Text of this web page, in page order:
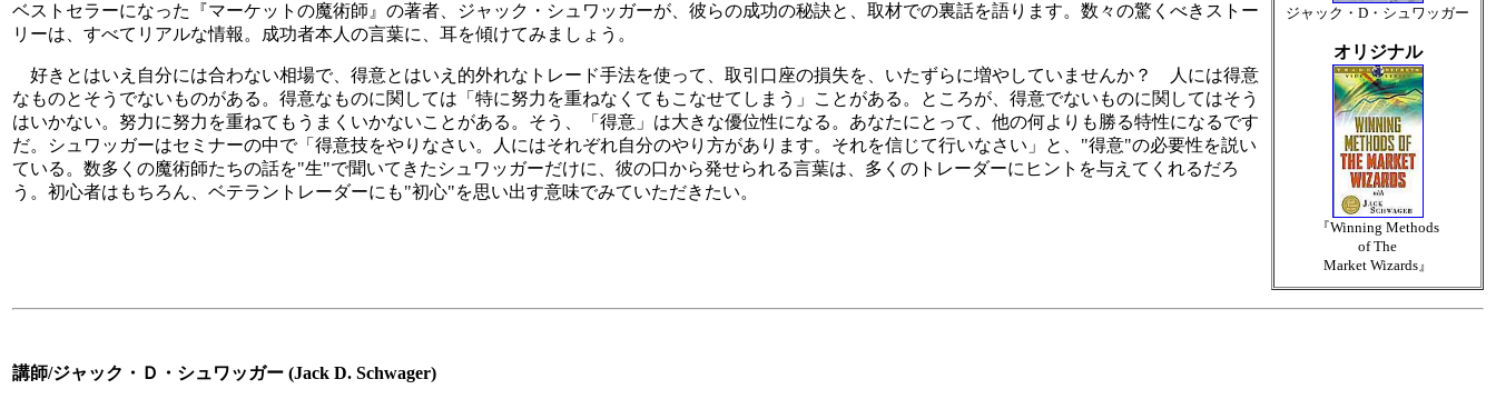
ジャック・D・シュワッガー
オリジナル
『Winning Methods
of The
Market Wizards』
ベストセラーになった『マーケットの魔術師』の著者、ジャック・シュワッガーが、彼らの成功の秘訣と、取材での裏話を語ります。数々の驚くべきストー
リーは、すべてリアルな情報。成功者本人の言葉に、耳を傾けてみましょう。
好きとはいえ自分には合わない相場で、得意とはいえ的外れなトレード手法を使って、取引口座の損失を、いたずらに増やしていませんか？ 人には得意
なものとそうでないものがある。得意なものに関しては「特に努力を重ねなくてもこなせてしまう」ことがある。ところが、得意でないものに関してはそう
はいかない。努力に努力を重ねてもうまくいかないことがある。そう、「得意」は大きな優位性になる。あなたにとって、他の何よりも勝る特性になるです
だ。シュワッガーはセミナーの中で「得意技をやりなさい。人にはそれぞれ自分のやり方があります。それを信じて行いなさい」と、"得意"の必要性を説い
ている。数多くの魔術師たちの話を"生"で聞いてきたシュワッガーだけに、彼の口から発せられる言葉は、多くのトレーダーにヒントを与えてくれるだろ
う。初心者はもちろん、ベテラントレーダーにも"初心"を思い出す意味でみていただきたい。
講師/ジャック・Ｄ・シュワッガー (Jack D. Schwager)